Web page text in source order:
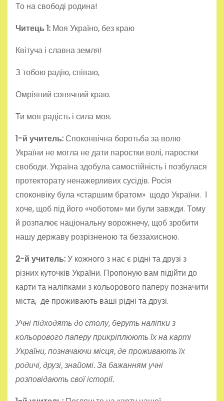
То на свободі родина!
Читець 1: Моя Україно, без краю
Квітуча і славна земля!
З тобою радію, співаю,
Омріяний сонячний краю.
Ти моя радість і сила моя.
1-й учитель:Споконвічна боротьба за волю
України не могла не дати паростки волі, паростки
свободи. Україна здобула самостійність і позбулася
протекторату ненажерливих сусідів. Росія
споконвіку була «старшим братом» щодо України. І
хоче, щоб під його «чоботом» ми були завжди. Тому
й розпалює національну ворожнечу, щоб зробити
нашу державу розрізненою та беззахисною.
2-й учитель:У кожного з нас є рідні та друзі з
різних куточків України. Пропоную вам підійти до
карти та наліпками з кольорового паперу позначити
міста, де проживають ваші рідні та друзі.
Учні підходять до столу, беруть наліпки з
кольорового паперу прикріплюють їх на карті
України, позначаючи місця, де проживають їх
родичі, друзі, знайомі. За бажанням учні
розповідають свої історії.